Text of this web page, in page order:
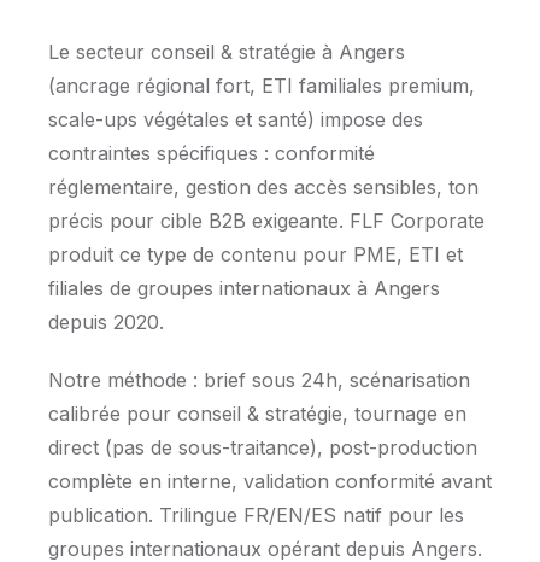
Le secteur conseil & stratégie à Angers
(ancrage régional fort, ETI familiales premium,
scale-ups végétales et santé) impose des
contraintes spécifiques : conformité
réglementaire, gestion des accès sensibles, ton
précis pour cible B2B exigeante. FLF Corporate
produit ce type de contenu pour PME, ETI et
filiales de groupes internationaux à Angers
depuis 2020.
Notre méthode : brief sous 24h, scénarisation
calibrée pour conseil & stratégie, tournage en
direct (pas de sous-traitance), post-production
complète en interne, validation conformité avant
publication. Trilingue FR/EN/ES natif pour les
groupes internationaux opérant depuis Angers.